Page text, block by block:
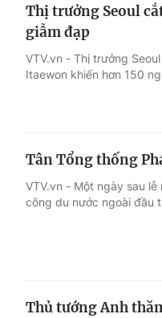
Thị trưởng Seoul
giẫm đạp
VTV.vn - Thị trưởng
Itaewon khiến hơn 150
Tân Tổng thống
VTV.vn - Một ngày sau
công du nước ngoài đầu
Thủ tướng Anh